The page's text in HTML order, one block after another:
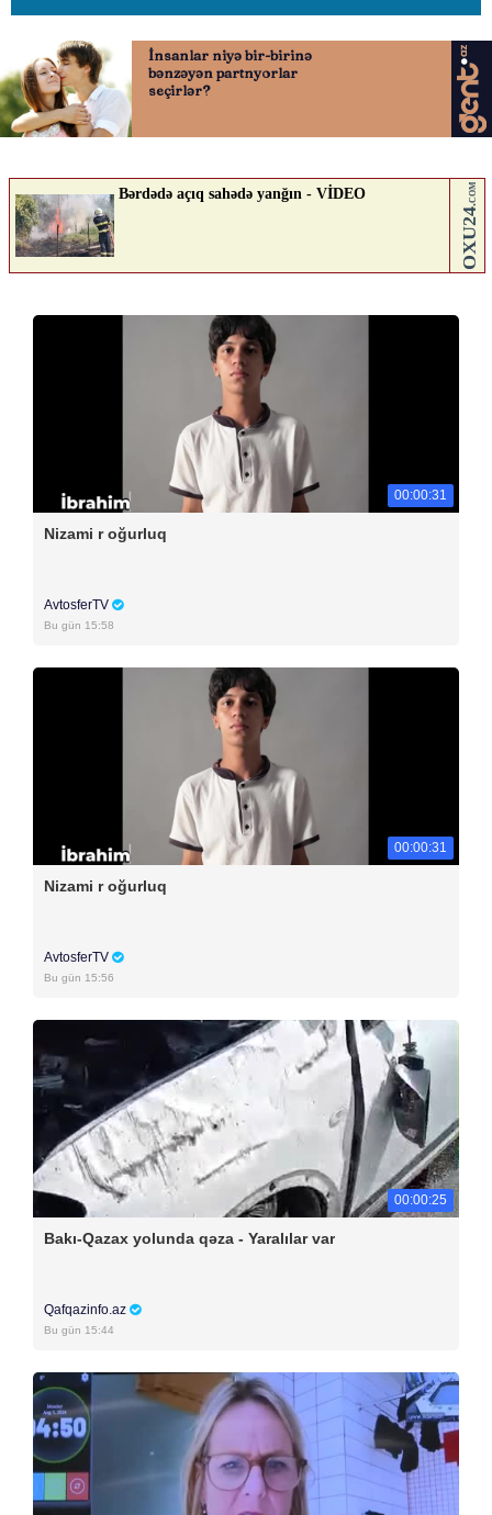
00:00:31
Nizami r oğurluq
AvtosferTV
Bu gün 15:58
00:00:31
Nizami r oğurluq
AvtosferTV
Bu gün 15:56
00:00:25
Bakı-Qazax yolunda qəza - Yaralılar var
Qafqazinfo.az
Bu gün 15:44